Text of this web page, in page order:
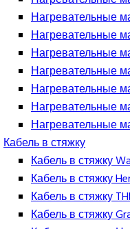
Нагревательные
Нагревательные
Нагревательные
Нагревательные
Нагревательные
Нагревательные
Нагревательные
Кабель в стяжку
Кабель в стяжку
Кабель в стяжку
Кабель в стяжку
Кабель в стяжку